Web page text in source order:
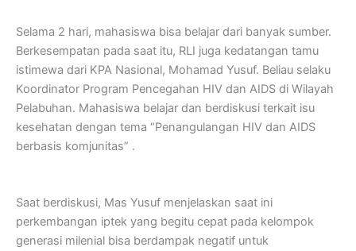
Selama 2 hari, mahasiswa bisa belajar dari banyak sumber.
Berkesempatan pada saat itu, RLI juga kedatangan tamu
istimewa dari KPA Nasional, Mohamad Yusuf. Beliau selaku
Koordinator Program Pencegahan HIV dan AIDS di Wilayah
Pelabuhan. Mahasiswa belajar dan berdiskusi terkait isu
kesehatan dengan tema “Penangulangan HIV dan AIDS
berbasis komjunitas” .
Saat berdiskusi, Mas Yusuf menjelaskan saat ini
perkembangan iptek yang begitu cepat pada kelompok
generasi milenial bisa berdampak negatif untuk